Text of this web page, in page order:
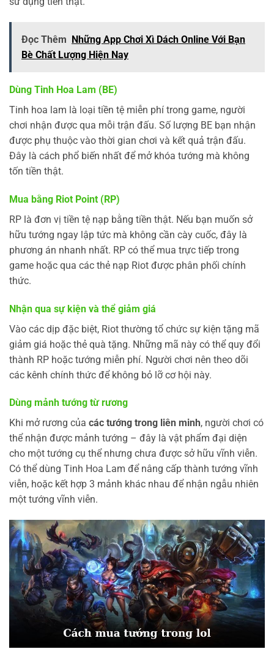
Đọc Thêm Những App Chơi Xì Dách Online Với Bạn
Bè Chất Lượng Hiện Nay
Dùng Tinh Hoa Lam (BE)
Tinh hoa lam là loại tiền tệ miễn phí trong game, người
chơi nhận được qua mỗi trận đấu. Số lượng BE bạn nhận
được phụ thuộc vào thời gian chơi và kết quả trận đấu.
Đây là cách phổ biến nhất để mở khóa tướng mà không
tốn tiền thật.
Mua bằng Riot Point (RP)
RP là đơn vị tiền tệ nạp bằng tiền thật. Nếu bạn muốn sở
hữu tướng ngay lập tức mà không cần cày cuốc, đây là
phương án nhanh nhất. RP có thể mua trực tiếp trong
game hoặc qua các thẻ nạp Riot được phân phối chính
thức.
Nhận qua sự kiện và thể giảm giá
Vào các dịp đặc biệt, Riot thường tổ chức sự kiện tặng mã
giảm giá hoặc thẻ quà tặng. Những mã này có thể quy đổi
thành RP hoặc tướng miễn phí. Người chơi nên theo dõi
các kênh chính thức để không bỏ lỡ cơ hội này.
Dùng mảnh tướng từ rương
Khi mở rương của các tướng trong liên minh, người chơi có
thể nhận được mảnh tướng – đây là vật phẩm đại diện
cho một tướng cụ thể nhưng chưa được sở hữu vĩnh viễn.
Có thể dùng Tinh Hoa Lam để nâng cấp thành tướng vĩnh
viễn, hoặc kết hợp 3 mảnh khác nhau để nhận ngẫu nhiên
một tướng vĩnh viễn.